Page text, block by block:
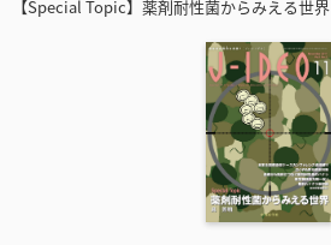
【Special Topic】薬剤耐性菌からみえる世界